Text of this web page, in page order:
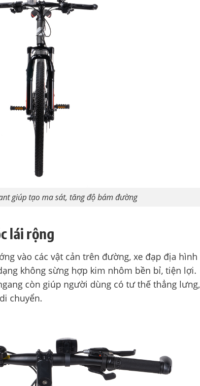
giúp tạo ma sát, tăng độ bám đường
lái rộng
vào các vật cản trên đường, xe đạp địa hình
không sừng hợp kim nhôm bền bỉ, tiện lợi.
còn giúp người dùng có tư thế thẳng lưng,
chuyển.